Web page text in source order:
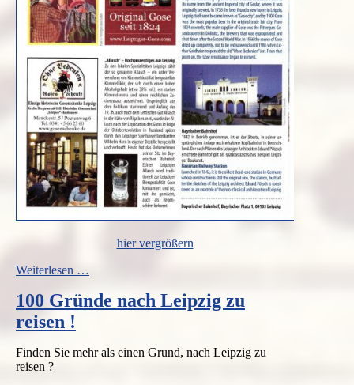
hier vergrößern
Weiterlesen …
Leipziger
Gastronomie
100 Gründe nach Leipzig zu
reisen !
Finden Sie mehr als einen Grund, nach Leipzig zu
reisen ?